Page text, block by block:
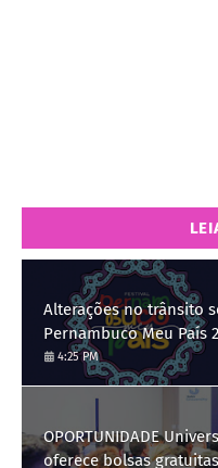
Alterações no trânsito
Pernambuco Meu País
a 3 de agosto
4:25 PM
OPORTUNIDADE
oferece bolsas